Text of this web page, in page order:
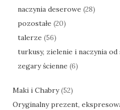
naczynia deserowe (28)
pozostałe (20)
talerze (56)
turkusy, zielenie i naczynia od
zegary ścienne (6)
Maki i Chabry (52)
Oryginalny prezent,